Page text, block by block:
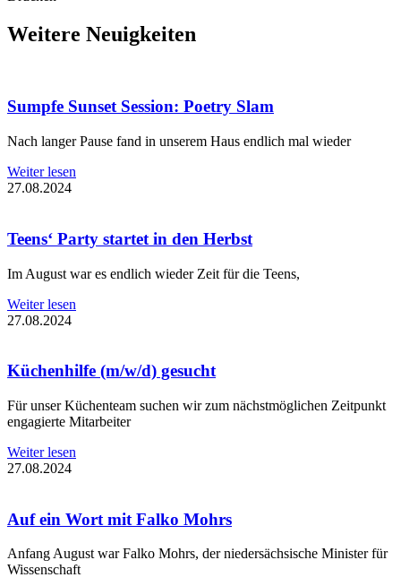
Weitere Neuigkeiten
Sumpfe Sunset Session: Poetry Slam
Nach langer Pause fand in unserem Haus endlich mal wieder
Weiter lesen
27.08.2024
Teens‘ Party startet in den Herbst
Im August war es endlich wieder Zeit für die Teens,
Weiter lesen
27.08.2024
Küchenhilfe (m/w/d) gesucht
Für unser Küchenteam suchen wir zum nächstmöglichen Zeitpunkt
engagierte Mitarbeiter
Weiter lesen
27.08.2024
Auf ein Wort mit Falko Mohrs
Anfang August war Falko Mohrs, der niedersächsische Minister für
Wissenschaft